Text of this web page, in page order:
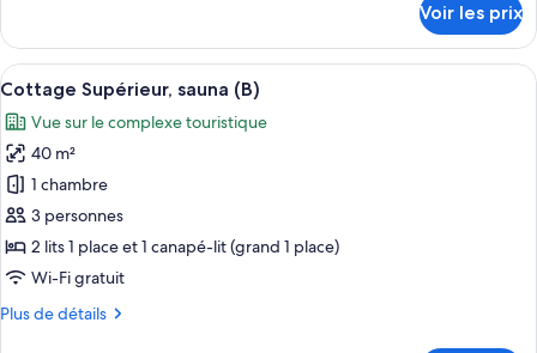
(A)
le
type
de
chambre
Cottage
Supérieur,
sauna
(A)
Voir les prix
Afficher
toutes
les
photos
pour
ce
type
de
chambre :
Cottage
Une chambre d’hôtel moderne
12
Cottage Supérieur, sauna (B)
Vue sur le complexe touristique
40 m²
1 chambre
3 personnes
2 lits 1 place et 1 canapé-lit (grand 1 place)
Wi-Fi gratuit
Plus de détails
Plus